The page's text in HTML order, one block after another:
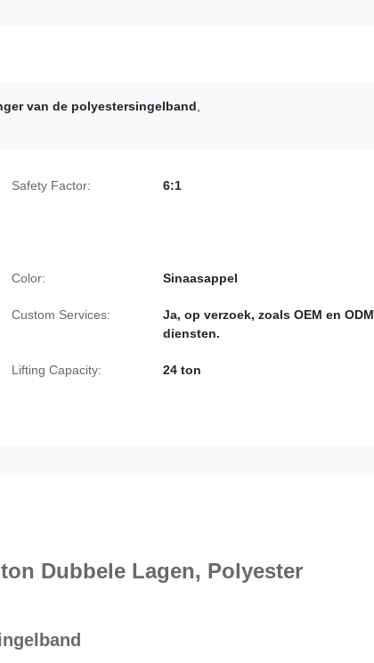
van de polyestersingelband
Safety Factor: 6:1
Color: Sinaasappel
Custom Services:
Ja, op verzoek, zoals OEM en
diensten.
Lifting Capacity: 24 ton
Dubbele Lagen, Polyester